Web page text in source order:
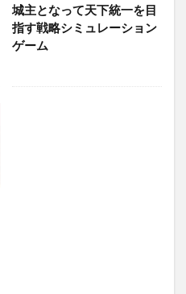
城主となって天下統一を目
指す戦略シミュレーション
ゲーム